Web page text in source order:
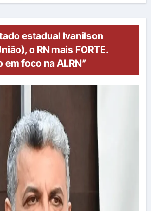
estadual Ivanilson
o RN mais FORTE.
em foco na ALRN”